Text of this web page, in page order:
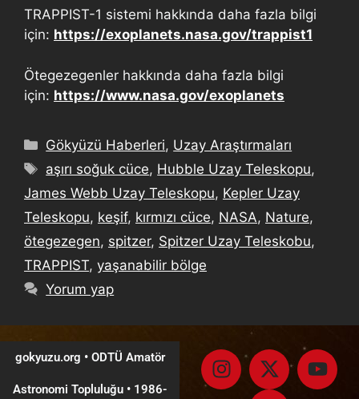
TRAPPIST-1 sistemi hakkında daha fazla bilgi
için: https://exoplanets.nasa.gov/trappist1
Ötegezegenler hakkında daha fazla bilgi
için: https://www.nasa.gov/exoplanets
Gökyüzü Haberleri, Uzay Araştırmaları
aşırı soğuk cüce, Hubble Uzay Teleskopu,
James Webb Uzay Teleskopu, Kepler Uzay
Teleskopu, keşif, kırmızı cüce, NASA, Nature,
ötegezegen, spitzer, Spitzer Uzay Teleskobu,
TRAPPIST, yaşanabilir bölge
Yorum yap
gokyuzu.org • ODTÜ Amatör
Astronomi Topluluğu •1986-